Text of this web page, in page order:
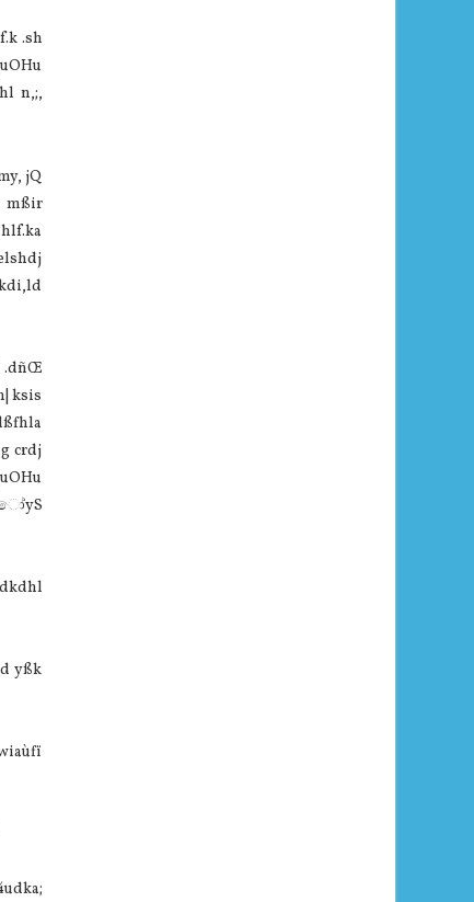
.sh
n,;,
jQ
mßir
.dñŒ
ksis
crdj
yßk